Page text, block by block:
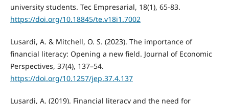
university students. Tec Empresarial, 18(1), 65-83.
https://doi.org/10.18845/te.v18i1.7002
Lusardi, A. & Mitchell, O. S. (2023). The importance of
financial literacy: Opening a new field. Journal of Economic
Perspectives, 37(4), 137–54.
https://doi.org/10.1257/jep.37.4.137
Lusardi, A. (2019). Financial literacy and the need for